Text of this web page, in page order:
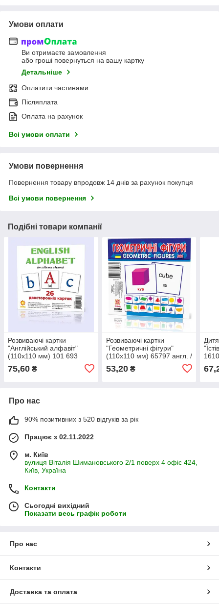
Умови оплати
Ви отримаєте замовлення
або гроші повернуться на вашу картку
Детальніше
Оплатити частинами
Післяплата
Оплата на рахунок
Всі умови оплати
Умови повернення
Повернення товару впродовж 14 днів за рахунок покупця
Всі умови повернення
Подібні товари компанії
Розвиваючі картки
"Англійський алфавіт"
(110х110 мм) 101 693
75,60 ₴
Розвиваючі картки
"Геометричні фігури"
(110х110 мм) 65797 англ. /
53,20₴
Про нас
90% позитивних з 520 відгуків за рік
Працює з 02.11.2022
м. Київ
вулиця Віталія Шимановського 2/1 поверх 4 офіс 424,
Київ, Україна
Контакти
Сьогодні вихідний
Показати весь графік роботи
Про нас
Контакти
Доставка та оплата